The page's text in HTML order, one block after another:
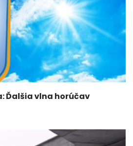
Ďalšia vlna horúčav